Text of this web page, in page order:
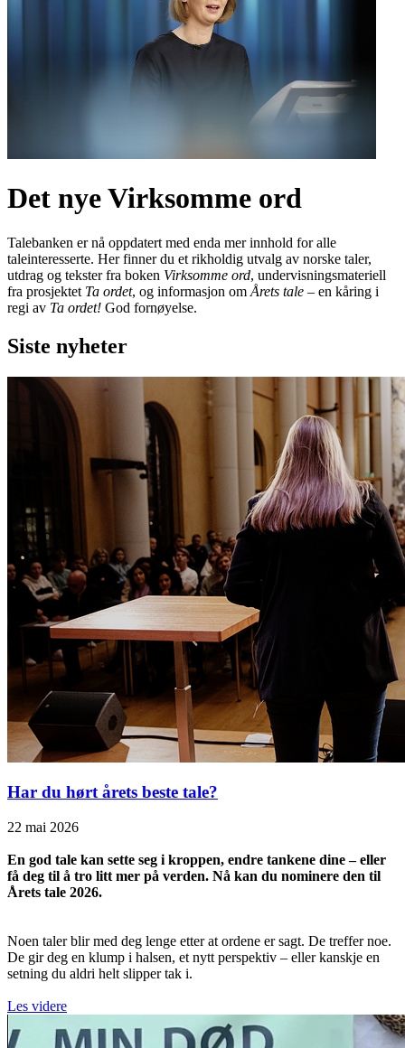
Det nye Virksomme ord
Talebanken er nå oppdatert med enda mer innhold for alle
taleinteresserte. Her finner du et rikholdig utvalg av norske taler,
utdrag og tekster fra boken Virksomme ord, undervisningsmateriell
fra prosjektet Ta ordet, og informasjon om Årets tale – en kåring i
regi av Ta ordet! God fornøyelse.
Siste nyheter
Har du hørt årets beste tale?
22 mai 2026
En god tale kan sette seg i kroppen, endre tankene dine – eller
få deg til å tro litt mer på verden. Nå kan du nominere den til
Årets tale 2026.
Noen taler blir med deg lenge etter at ordene er sagt. De treffer noe.
De gir deg en klump i halsen, et nytt perspektiv – eller kanskje en
setning du aldri helt slipper tak i.
Les videre